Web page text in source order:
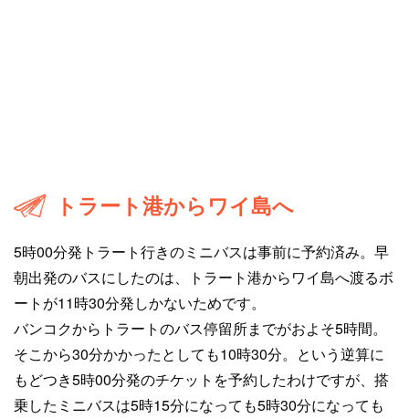
トラート港からワイ島へ
5時00分発トラート行きのミニバスは事前に予約済み。早
朝出発のバスにしたのは、トラート港からワイ島へ渡るボ
ートが11時30分発しかないためです。
バンコクからトラートのバス停留所までがおよそ5時間。
そこから30分かかったとしても10時30分。という逆算に
もどつき5時00分発のチケットを予約したわけですが、搭
乗したミニバスは5時15分になっても5時30分になっても